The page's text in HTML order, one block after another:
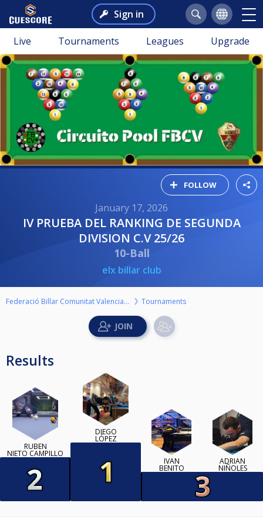
Sign in
Live Tournaments Leagues Upgrade
FOLLOW
January 17, 2026
IV PRUEBA DEL RANKING DE SEGUNDA
DIVISION C.V 25/26
10-Ball
elx billar club
Federació Billar Comunitat Valenciana Tournaments
Results
RUBEN
NIETO CAMPILLO
DIEGO
LÓPEZ
IVAN
BENITO
ADRIAN
NIÑOLES